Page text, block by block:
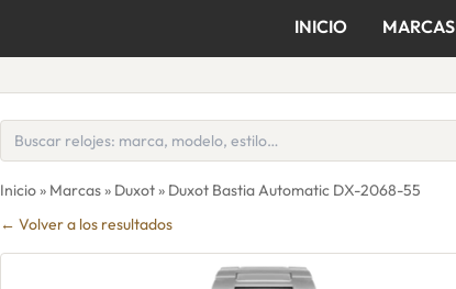
INICIO MARCAS
Inicio» Marcas» Duxot» Duxot Bastia Automatic DX-2068-55
← Volver a los resultados